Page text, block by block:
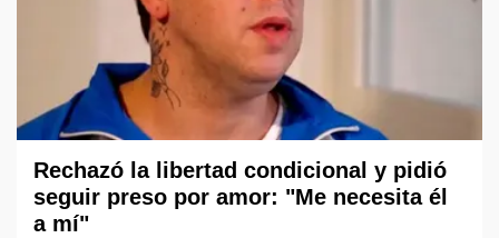
Rechazó la libertad condicional y pidió
seguir preso por amor: "Me necesita él
a mí"